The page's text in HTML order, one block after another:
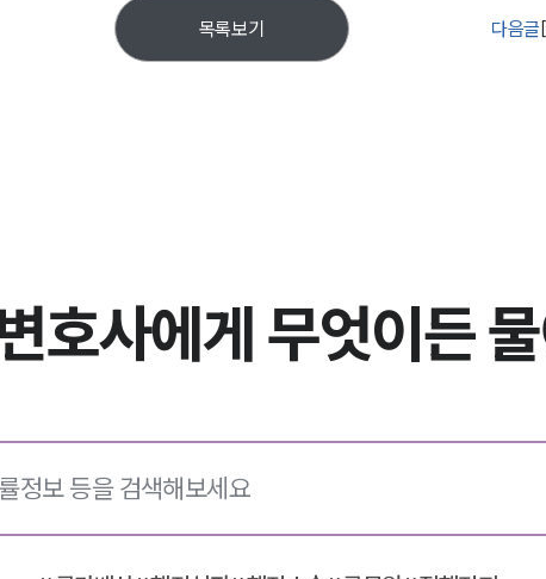
다음글
목록보기
호사에게 무엇이든